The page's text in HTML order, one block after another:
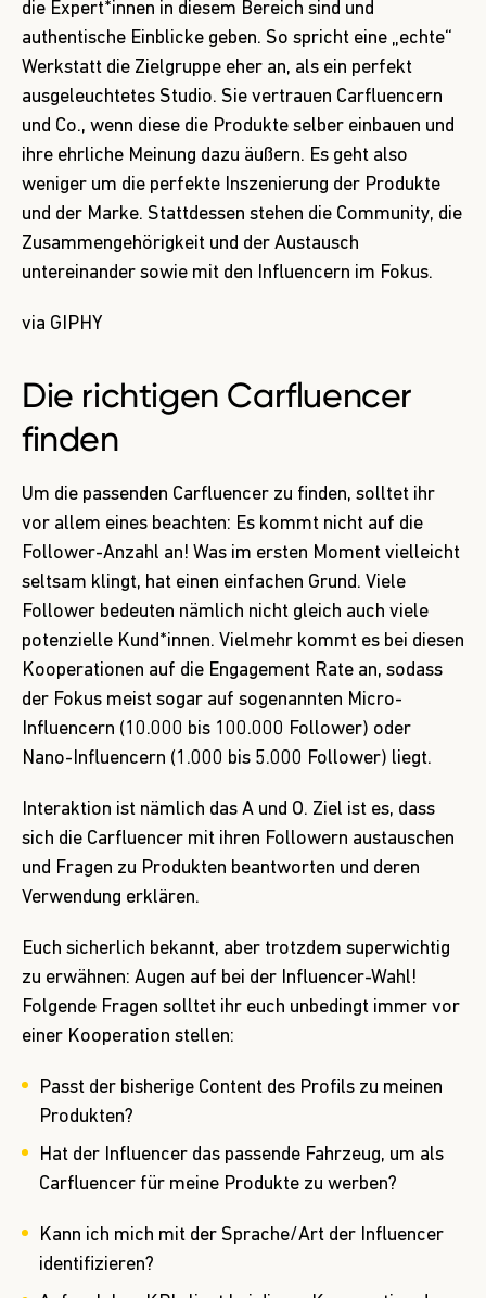
die Expert*innen in diesem Bereich sind und
authentische Einblicke geben. So spricht eine „echte“
Werkstatt die Zielgruppe eher an, als ein perfekt
ausgeleuchtetes Studio. Sie vertrauen Carfluencern
und Co., wenn diese die Produkte selber einbauen und
ihre ehrliche Meinung dazu äußern. Es geht also
weniger um die perfekte Inszenierung der Produkte
und der Marke. Stattdessen stehen die Community, die
Zusammengehörigkeit und der Austausch
untereinander sowie mit den Influencern im Fokus.
via GIPHY
Die richtigen Carfluencer
finden
Um die passenden Carfluencer zu finden, solltet ihr
vor allem eines beachten: Es kommt nicht auf die
Follower-Anzahl an! Was im ersten Moment vielleicht
seltsam klingt, hat einen einfachen Grund. Viele
Follower bedeuten nämlich nicht gleich auch viele
potenzielle Kund*innen. Vielmehr kommt es bei diesen
Kooperationen auf die Engagement Rate an, sodass
der Fokus meist sogar auf sogenannten Micro-
Influencern (10.000 bis 100.000 Follower) oder
Nano-Influencern (1.000 bis 5.000 Follower) liegt.
Interaktion ist nämlich das A und O. Ziel ist es, dass
sich die Carfluencer mit ihren Followern austauschen
und Fragen zu Produkten beantworten und deren
Verwendung erklären.
Euch sicherlich bekannt, aber trotzdem superwichtig
zu erwähnen: Augen auf bei der Influencer-Wahl!
Folgende Fragen solltet ihr euch unbedingt immer vor
einer Kooperation stellen:
Passt der bisherige Content des Profils zu meinen
Produkten?
Hat der Influencer das passende Fahrzeug, um als
Carfluencer für meine Produkte zu werben?
Kann ich mich mit der Sprache/Art der Influencer
identifizieren?